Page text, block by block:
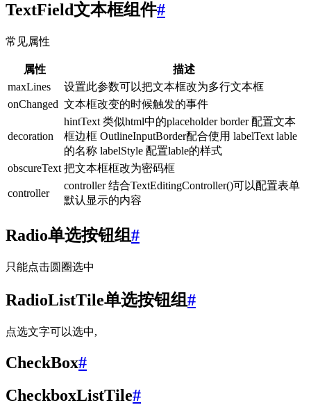
TextField文本框组件#
常见属性
属性
描述
maxLines
设置此参数可以把文本框改为多行文本框
onChanged 文本框改变的时候触发的事件
decoration
hintText 类似html中的placeholder border 配置文本
框边框 OutlineInputBorder配合使用 labelText lable
的名称 labelStyle 配置lable的样式
obscureText 把文本框框改为密码框
controller
controller 结合TextEditingController()可以配置表单
默认显示的内容
Radio单选按钮组#
只能点击圆圈选中
RadioListTile单选按钮组#
点选文字可以选中,
CheckBox#
CheckboxListTile#